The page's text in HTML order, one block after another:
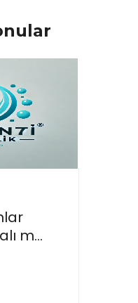
m...